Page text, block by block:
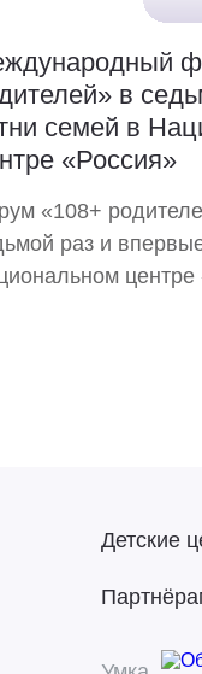
в
семей в
«Россия»
«108+
раз и
Детские